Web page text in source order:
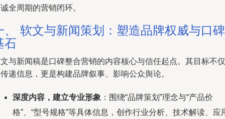
全周期的营销闭环。
、 软文与新闻策划：塑造品牌权威与口碑
石
与新闻稿是口碑整合营销的内容核心与信任起点。其目标不仅
递信息，更是构建品牌叙事、影响公众舆论。
深度内容，建立专业形象 ：围绕“品牌策划”理念与“产品价
格”、“型号规格”等具体信息，创作行业分析、技术解读、应